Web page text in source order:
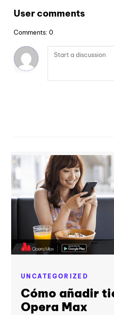
User comments
Comments: 0
UNCATEGORIZED
Cómo añadir
Opera Max